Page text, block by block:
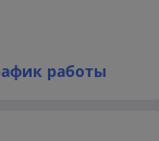
работы